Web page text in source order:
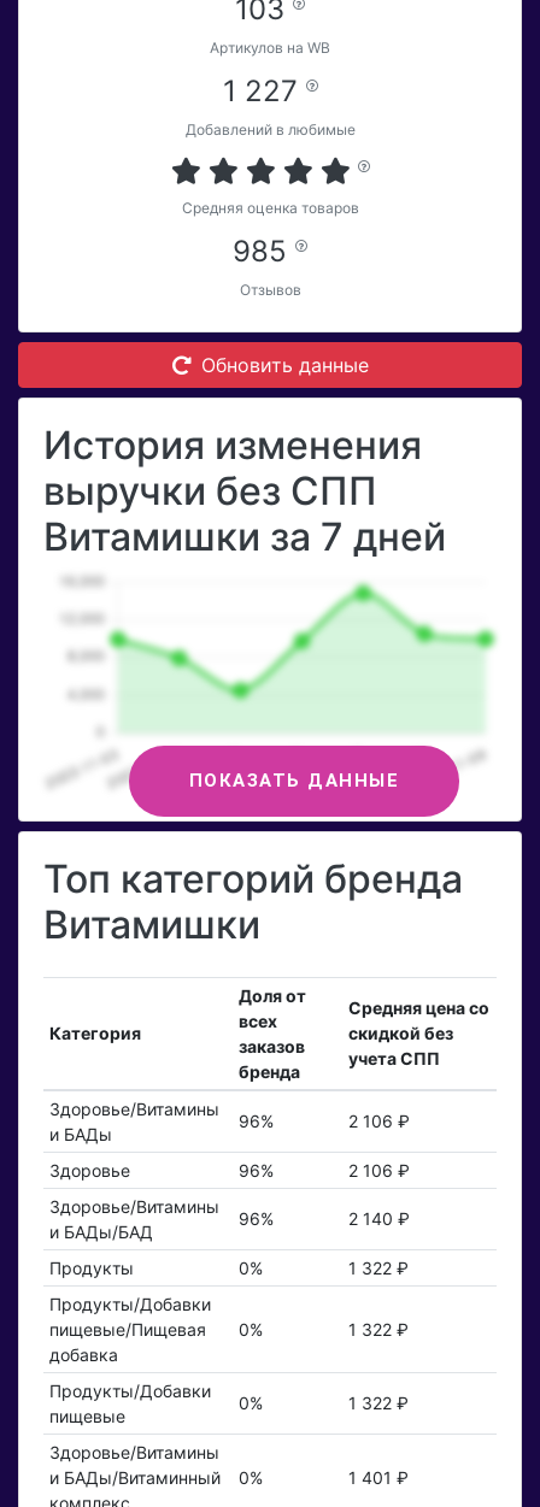
103
Артикулов на WB
1 227
Добавлений в любимые
Средняя оценка товаров
985
Отзывов
Обновить данные
История изменения
выручки без СПП
Витамишки за 7 дней
ПОКАЗАТЬ ДАННЫЕ
Топ категорий бренда
Витамишки
Категория
Доля от
всех
заказов
бренда
Средняя цена со
скидкой без
учета СПП
Здоровье/Витамины
и БАДы
96% 2 106 ₽
Здоровье 96%
2 106 ₽
Здоровье/Витамины
и БАДы/БАД
96% 2 140 ₽
Продукты 0%
1 322 ₽
Продукты/Добавки
пищевые/Пищевая
добавка
0% 1 322 ₽
Продукты/Добавки
пищевые
0% 1 322 ₽
Здоровье/Витамины
и БАДы/Витаминный
0% 1 401 ₽